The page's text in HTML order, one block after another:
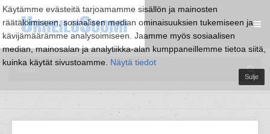
Käytämme evästeitä tarjoamamme sisällön ja mainosten
räätälöimiseen, sosiaalisen median ominaisuuksien tukemiseen ja
kävijämäärämme analysoimiseen. Jaamme myös sosiaalisen
median, mainosalan ja analytiikka-alan kumppaneillemme tietoa siitä,
kuinka käytät sivustoamme. Näytä tiedot
Sulje